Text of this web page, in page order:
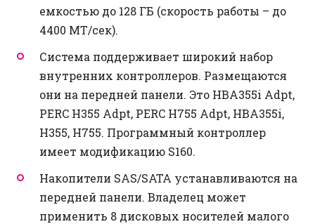
емкостью до 128 ГБ (скорость работы – до
4400 МТ/сек).
Система поддерживает широкий набор
внутренних контроллеров. Размещаются
они на передней панели. Это HBA355i Adpt,
PERC H355 Adpt, PERC H755 Adpt, HBA355i,
H355, H755. Программный контроллер
имеет модификацию S160.
Накопители SAS/SATA устанавливаются на
передней панели. Владелец может
применить 8 дисковых носителей малого